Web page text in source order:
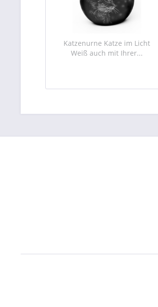
Katzenurne Katze im Licht
Weiß auch mit Ihrer...